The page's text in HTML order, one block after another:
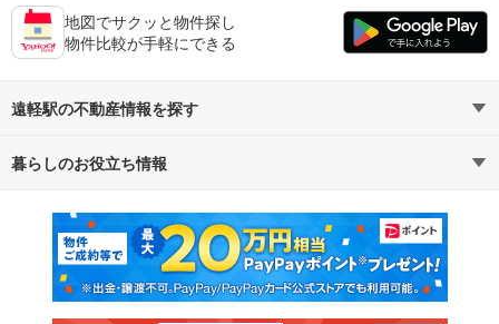
地図でサクッと物件探し
物件比較が手軽にできる
遠軽駅の不動産情報を探す
不動産・住宅
新築マンション 中古マンション
新築一戸建て 中古一戸建て
暮らしのお役立ち情報
マンションカタログ 教えて！住まいの先生